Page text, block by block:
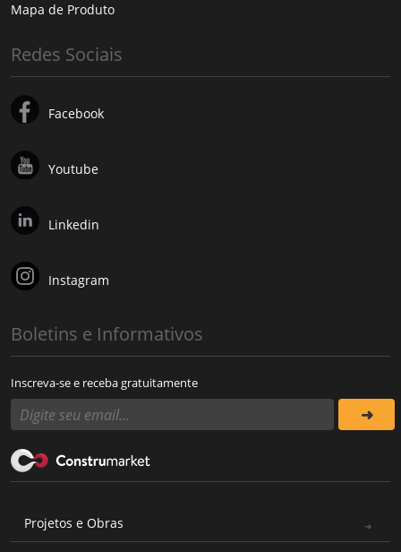
Mapa de Produto
Redes Sociais
Facebook
Youtube
Linkedin
Instagram
Boletins e Informativos
Inscreva-se e receba gratuitamente
Projetos e Obras